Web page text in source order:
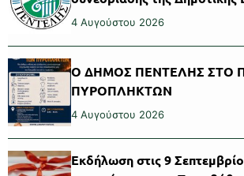
4 Αυγούστου 2026
Ο ΔΗΜΟΣ ΠΕΝΤΕΛΗΣ ΣΤΟ
ΠΥΡΟΠΛΗΚΤΩΝ
4 Αυγούστου 2026
Εκδήλωση στις 9